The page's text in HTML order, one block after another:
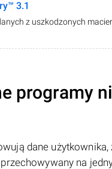
3.1
z uszkodzonych
programy
dane
na